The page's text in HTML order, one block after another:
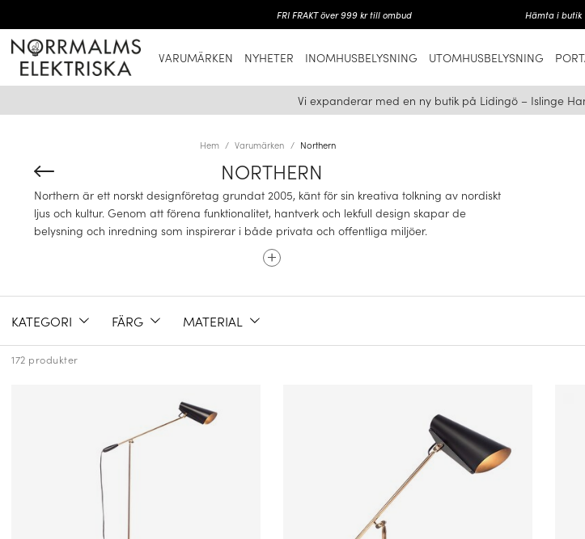
FRI FRAKT över 999 kr till ombud Hämta i butik
VARUMÄRKEN NYHETER INOMHUSBELYSNING UTOMHUSBELYSNING
Vi expanderar med en ny butik på Lidingö – Islinge
Hem Varumärken Northern
NORTHERN
Northern är ett norskt designföretag grundat 2005, känt för sin kreativa tolkning av nordiskt
ljus och kultur. Genom att förena funktionalitet, hantverk och lekfull design skapar de
belysning och inredning som inspirerar i både privata och offentliga miljöer.
ETT UNGT OCH DYNAMISKT NORDISKT VARUMÄRKE
främst på lampor, men har sedan dess vuxit till ett bredare inredningsvarumärke med
även möbler och accessoarer i sortimentet. Deras kännetecken är kombinationen av
enkelhet och lekfullhet – alltid med en tydlig koppling till naturen, ljuset och de kontraster
som kännetecknar Skandinavien.
DESIGNFILOSOFI: ENKELHET, FUNKTION OCH UTTRYCK
KATEGORI FÄRG MATERIAL
172 produkter